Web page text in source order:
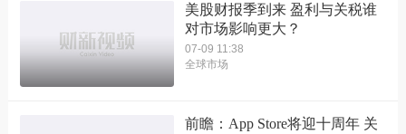
美股财报季到来 盈利与关税谁
对市场影响更大？
07-09 11:38
全球市场
前瞻：App Store将迎十周年 关